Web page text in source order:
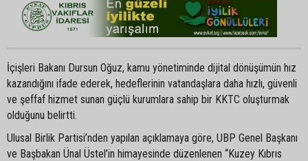
İçişleri Bakanı Dursun Oğuz, kamu yönetiminde dijital dönüşümün hız
kazandığını ifade ederek, hedeflerinin vatandaşlara daha hızlı, güvenli
ve şeffaf hizmet sunan güçlü kurumlara sahip bir KKTC oluşturmak
olduğunu belirtti.
Ulusal Birlik Partisi’nden yapılan açıklamaya göre, UBP Genel Başkanı
ve Başbakan Ünal Üstel’in himayesinde düzenlenen “Kuzey Kıbrıs